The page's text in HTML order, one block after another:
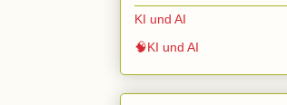
KI und AI
🧠KI und AI